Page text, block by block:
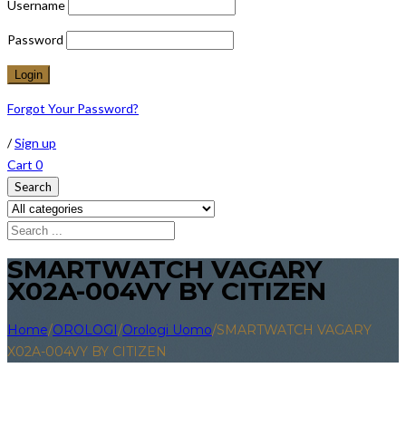
Username
Password
Forgot Your Password?
/Sign up
Cart 0
Search
SMARTWATCH VAGARY
X02A-004VY BY CITIZEN
Home/OROLOGI/Orologi Uomo/SMARTWATCH VAGARY
X02A-004VY BY CITIZEN